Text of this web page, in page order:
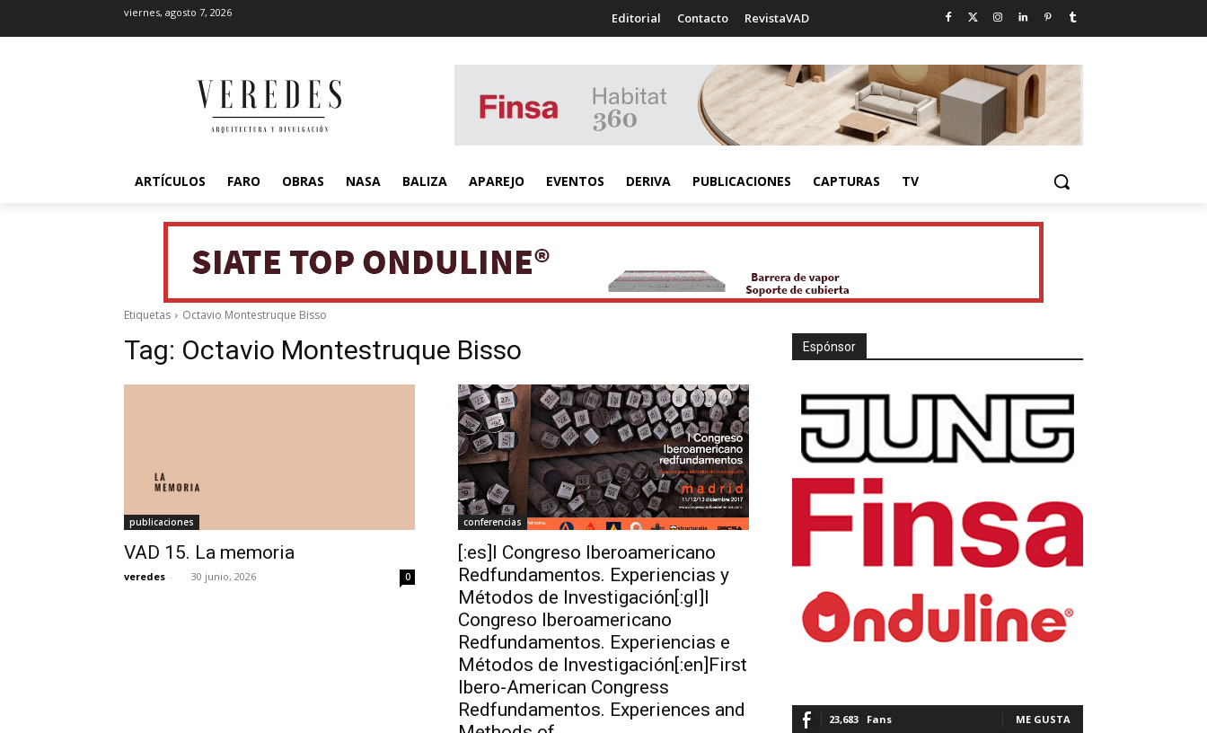
viernes, agosto 7, 2026 Editorial Contacto RevistaVAD
ARTÍCULOS FARO OBRAS NASA BALIZA APAREJO EVENTOS DERIVA PUBLICACIONES CAPTURAS TV
Etiquetas Octavio Montestruque Bisso
Tag: Octavio Montestruque Bisso
publicaciones
VAD 15. La memoria
veredes - 30 junio, 2026 0
conferencias
[:es]I Congreso Iberoamericano
Redfundamentos. Experiencias y
Métodos de Investigación[:gl]I
Congreso Iberoamericano
Redfundamentos. Experiencias e
Métodos de Investigación[:en]First
Ibero-American Congress
Redfundamentos. Experiences and
Espónsor
23,683 Fans ME GUSTA